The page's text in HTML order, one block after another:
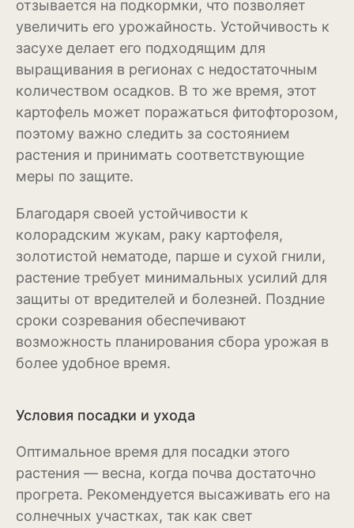
Антуриум
Бегония
Глоксиния
Диффенбахия
Колеус
Кротон или кодиеум
Орхидея
Сингониум
Спатифиллум
Фикус
Кустарники и деревья
Бересклет
Буддлея
Бузина
Вейгела
Дёрен
отзывается на подкормки, что позволяет
увеличить его урожайность. Устойчивость к
засухе делает его подходящим для
выращивания в регионах с недостаточным
количеством осадков. В то же время, этот
картофель может поражаться фитофторозом,
поэтому важно следить за состоянием
растения и принимать соответствующие
меры по защите.
Благодаря своей устойчивости к
колорадским жукам, раку картофеля,
золотистой нематоде, парше и сухой гнили,
растение требует минимальных усилий для
защиты от вредителей и болезней. Поздние
сроки созревания обеспечивают
возможность планирования сбора урожая в
более удобное время.
Условия посадки и ухода
Оптимальное время для посадки этого
растения — весна, когда почва достаточно
прогрета. Рекомендуется высаживать его на
солнечных участках, так как свет